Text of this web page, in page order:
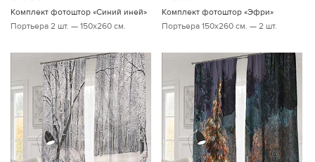
Комплект фотоштор «Синий иней»
Портьера 2 шт. — 150х260 см.
Комплект фотоштор «Эфри»
Портьера 150х260 см. — 2 шт.